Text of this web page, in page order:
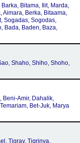
Bitama, Ilit, Marda,
Aimara, Berka, Bitaama,
Sogadas, Sogodas,
Bada, Baden, Baza,
Shaho, Shiho, Shoho,
Beni-Amir, Dahalik,
Bet-Juk, Marya
Tigray, Tigrinya,